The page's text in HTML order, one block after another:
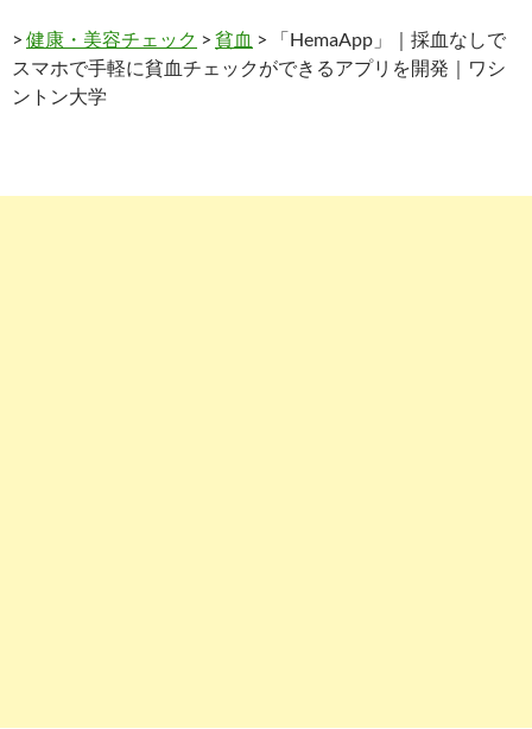
> 健康・美容チェック > 貧血 > 「HemaApp」｜採血なしで
スマホで手軽に貧血チェックができるアプリを開発｜ワシ
ントン大学